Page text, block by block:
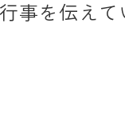
事を伝え